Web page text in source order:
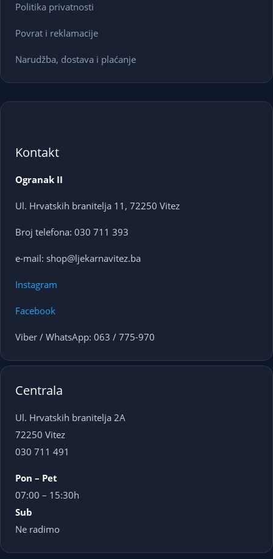
Politika privatnosti
Povrat i reklamacije
Narudžba, dostava i plaćanje
Kontakt
Ogranak II
Ul. Hrvatskih branitelja 11, 72250 Vitez
Broj telefona: 030 711 393
e-mail: shop@ljekarnavitez.ba
Instagram
Facebook
Viber / WhatsApp: 063 / 775-970
Centrala
Ul. Hrvatskih branitelja 2A
72250 Vitez
030 711 491
Pon – Pet
07:00 – 15:30h
Sub
Ne radimo